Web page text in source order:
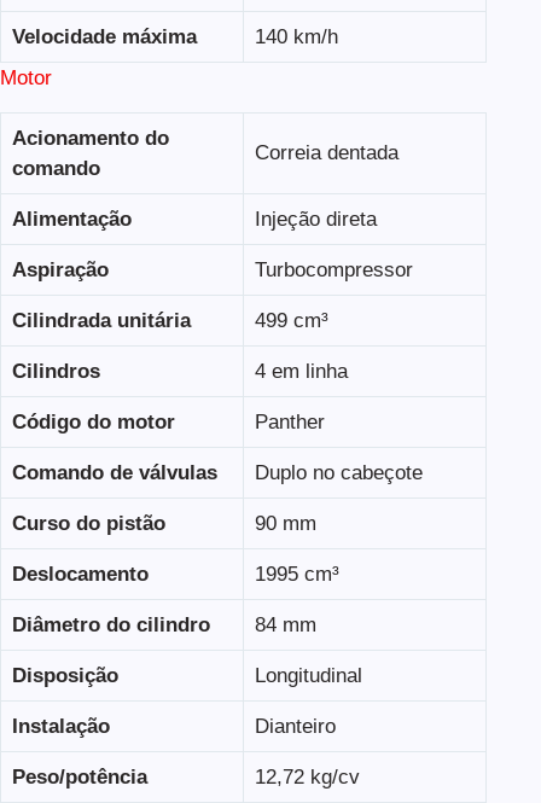
Velocidade máxima
140 km/h
Motor
Acionamento do
comando
Correia dentada
Alimentação Injeção direta
Aspiração Turbocompressor
Cilindrada unitária 499 cm³
Cilindros 4 em linha
Código do motor Panther
Comando de válvulas Duplo no cabeçote
Curso do pistão 90 mm
Deslocamento 1995 cm³
Diâmetro do cilindro 84 mm
Disposição Longitudinal
Instalação Dianteiro
Peso/potência 12,72 kg/cv